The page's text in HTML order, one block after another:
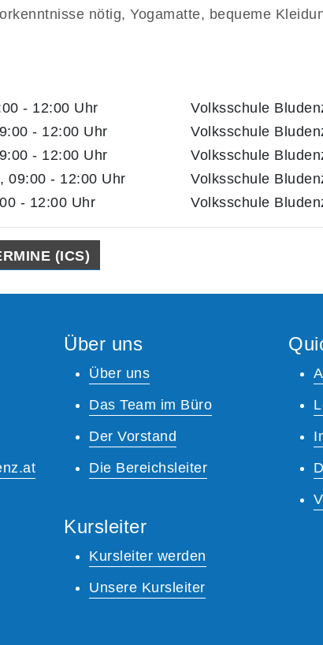
nötig, Yogamatte, bequeme
- 12:00 Uhr
Volksschule
- 12:00 Uhr
Volksschule
- 12:00 Uhr
Volksschule
09:00 - 12:00 Uhr
Volksschule
- 12:00 Uhr
Volksschule
(ICS)
Über uns
Über uns
Das Team im Büro
Der Vorstand
Die Bereichsleiter
Kursleiter
Kursleiter werden
Unsere Kursleiter